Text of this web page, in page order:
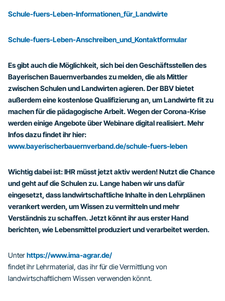
Schule-fuers-Leben-Informationen_für_Landwirte
Schule-fuers-Leben-Anschreiben_und_Kontaktformular
Es gibt auch die Möglichkeit, sich bei den Geschäftsstellen des
Bayerischen Bauernverbandes zu melden, die als Mittler
zwischen Schulen und Landwirten agieren. Der BBV bietet
außerdem eine kostenlose Qualifizierung an, um Landwirte fit zu
machen für die pädagogische Arbeit. Wegen der Corona-Krise
werden einige Angebote über Webinare digital realisiert. Mehr
Infos dazu findet ihr hier:
www.bayerischerbauernverband.de/schule-fuers-leben
Wichtig dabei ist: IHR müsst jetzt aktiv werden! Nutzt die Chance
und geht auf die Schulen zu. Lange haben wir uns dafür
eingesetzt, dass landwirtschaftliche Inhalte in den Lehrplänen
verankert werden, um Wissen zu vermitteln und mehr
Verständnis zu schaffen. Jetzt könnt ihr aus erster Hand
berichten, wie Lebensmittel produziert und verarbeitet werden.
Unterhttps://www.ima-agrar.de/
findet ihr Lehrmaterial, das ihr für die Vermittlung von
landwirtschaftlichem Wissen verwenden könnt.